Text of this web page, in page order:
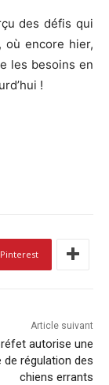
des défis qui
où encore hier,
les besoins en
!
Pinterest
Article suivant
autorise une
de régulation des
chiens errants